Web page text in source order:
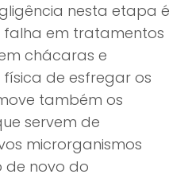
nesta etapa é
em tratamentos
chácaras e
de esfregar os
também os
servem de
microrganismos
de novo do